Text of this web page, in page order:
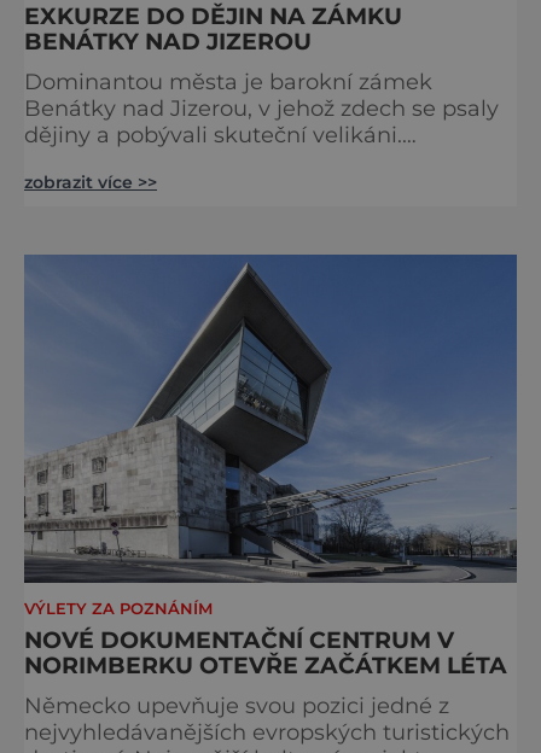
EXKURZE DO DĚJIN NA ZÁMKU
BENÁTKY NAD JIZEROU
Dominantou města je barokní zámek
Benátky nad Jizerou, v jehož zdech se psaly
dějiny a pobývali skuteční velikáni.
tu prováděl svá slavná astronomická měření
spolupráci s jeho přítelem, slavným Janem
Keplerem. Tímto historickým setkáním je
inspirována i zážitková mobilní detek
zobrazit více >>
VÝLETY ZA POZNÁNÍM
NOVÉ DOKUMENTAČNÍ CENTRUM V
NORIMBERKU OTEVŘE ZAČÁTKEM LÉTA
Německo upevňuje svou pozici jedné z
nejvyhledávanějších evropských turistických